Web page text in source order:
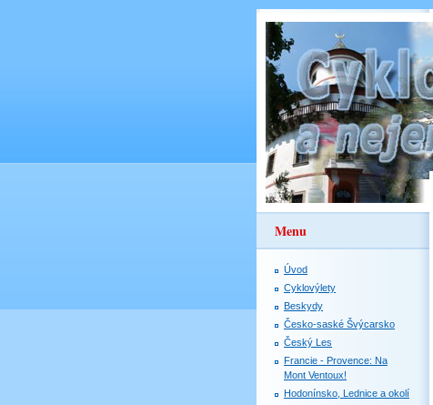
Menu
Úvod
Cyklovýlety
Beskydy
Česko-saské Švýcarsko
Český Les
Francie - Provence: Na
Mont Ventoux!
Hodonínsko, Lednice a okolí